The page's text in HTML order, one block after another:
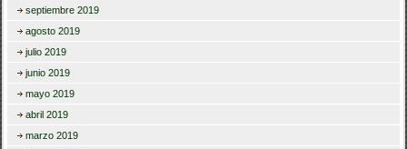
septiembre 2019
agosto 2019
julio 2019
junio 2019
mayo 2019
abril 2019
marzo 2019